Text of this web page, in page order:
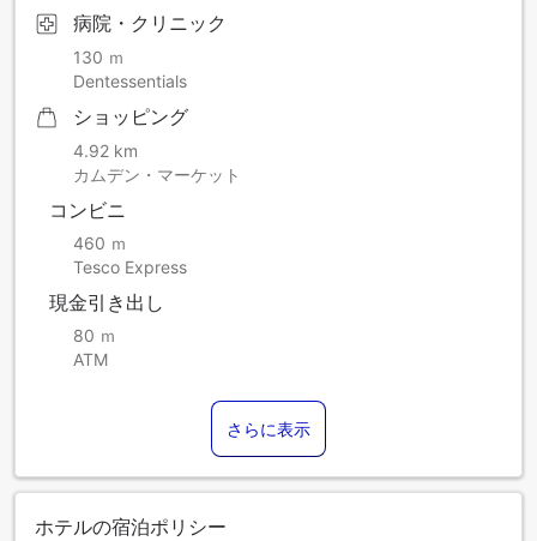
病院・クリニック
130 ｍ
Dentessentials
ショッピング
4.92 km
カムデン・マーケット
コンビニ
460 ｍ
Tesco Express
現金引き出し
80 ｍ
ATM
さらに表示
ホテルの宿泊ポリシー